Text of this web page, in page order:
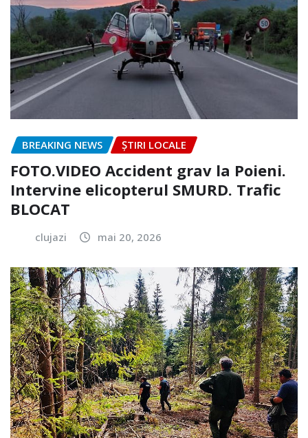
BREAKING NEWS ȘTIRI LOCALE
FOTO.VIDEO Accident grav la Poieni.
Intervine elicopterul SMURD. Trafic
BLOCAT
clujazi mai 20, 2026